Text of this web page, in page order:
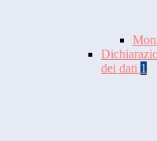
dei dati 1